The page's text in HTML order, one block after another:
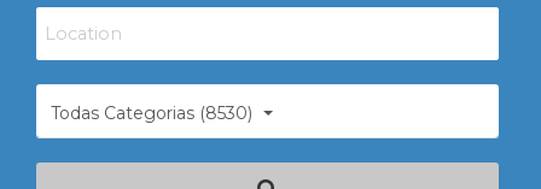
Todas Categorias (8530)